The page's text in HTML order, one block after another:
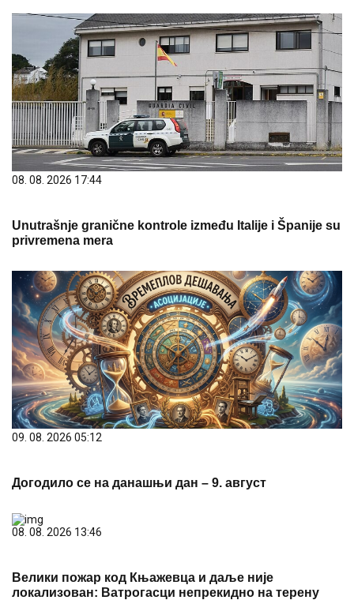
08. 08. 2026 17:44
Unutrašnje granične kontrole između Italije i Španije su
privremena mera
09. 08. 2026 05:12
Догодило се на данашњи дан – 9. август
08. 08. 2026 13:46
Велики пожар код Књажевца и даље није
локализован: Ватрогасци непрекидно на терену